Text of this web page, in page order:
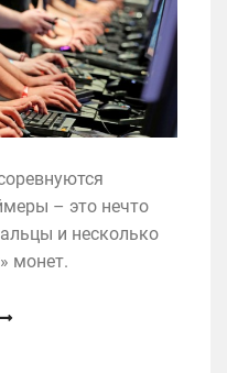
– это нечто
и несколько
монет.